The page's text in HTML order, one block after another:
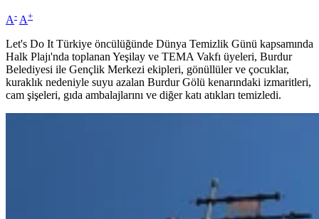
A- A+
Let's Do It Türkiye öncülüğünde Dünya Temizlik Günü kapsamında
Halk Plajı'nda toplanan Yeşilay ve TEMA Vakfı üyeleri, Burdur
Belediyesi ile Gençlik Merkezi ekipleri, gönüllüler ve çocuklar,
kuraklık nedeniyle suyu azalan Burdur Gölü kenarındaki izmaritleri,
cam şişeleri, gıda ambalajlarını ve diğer katı atıkları temizledi.